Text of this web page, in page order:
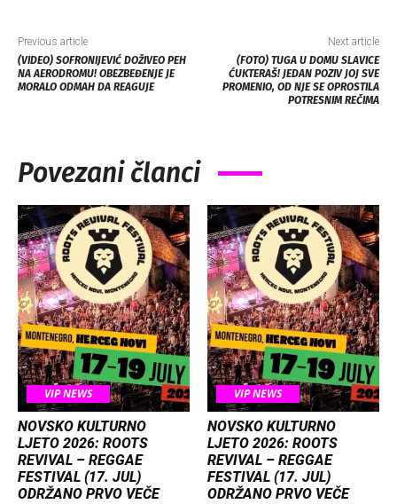
Previous article
(VIDEO) SOFRONIJEVIĆ DOŽIVEO PEH
NA AERODROMU! OBEZBEĐENJE JE
MORALO ODMAH DA REAGUJE
Next article
(FOTO) TUGA U DOMU SLAVICE
ĆUKTERAŠ! JEDAN POZIV JOJ SVE
PROMENIO, OD NJE SE OPROSTILA
POTRESNIM REČIMA
Povezani članci
VIP NEWS
NOVSKO KULTURNO
LJETO 2026: ROOTS
REVIVAL – REGGAE
FESTIVAL (17. JUL)
ODRŽANO PRVO VEČE
VIP NEWS
NOVSKO KULTURNO
LJETO 2026: ROOTS
REVIVAL – REGGAE
FESTIVAL (17. JUL)
ODRŽANO PRVO VEČE